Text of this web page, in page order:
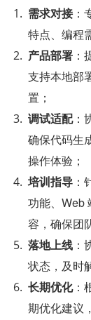
需求对接：
特点、编程
产品部署
支持本地部
置；
调试适配：
确保代码生
操作体验；
培训指导
功能、Web
容，确保团
落地上线
状态，及时
长期优化：
期优化建议